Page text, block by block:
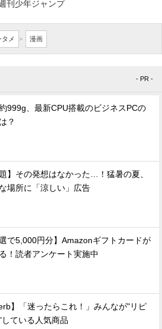
刊少年ジャンプ
タメ > 漫画
- PR -
999g、最新CPU搭載のビジネスPCの
？
題】その発想はなかった…！猛暑の夏、
場所に「涼しい」広告
選で5,000円分】Amazonギフトカードが
！読者アンケート実施中
】「迷ったらこれ！」みんなが"リピ
している人気商品